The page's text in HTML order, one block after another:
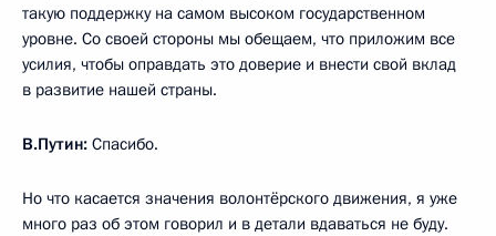
такую поддержку на самом высоком государственном
уровне. Со своей стороны мы обещаем, что приложим все
усилия, чтобы оправдать это доверие и внести свой вклад
в развитие нашей страны.
В.Путин: Спасибо.
Но что касается значения волонтёрского движения, я уже
много раз об этом говорил и в детали вдаваться не буду.